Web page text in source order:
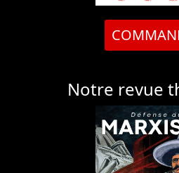
Notre revue